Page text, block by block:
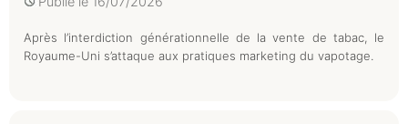
Après l’interdiction générationnelle de la vente de tabac, le
Royaume-Uni s’attaque aux pratiques marketing du vapotage.